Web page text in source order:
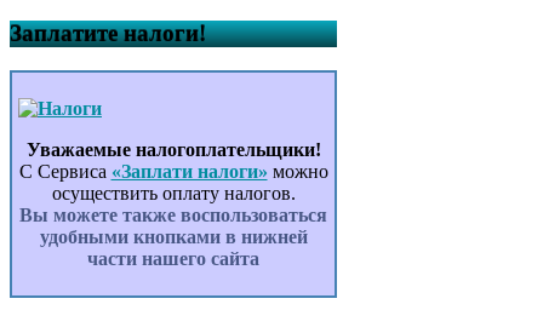
Заплатите налоги!
Уважаемые налогоплательщики!
С Сервиса «Заплати налоги» можно
осуществить оплату налогов.
Вы можете также воспользоваться
удобными кнопками в нижней
части нашего сайта